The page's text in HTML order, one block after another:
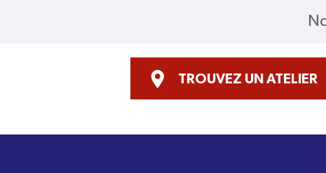
TROUVEZ UN ATELIER